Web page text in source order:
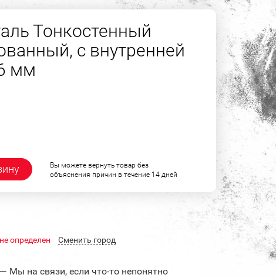
Тонкостенный
с внутренней
мм
Вы можете вернуть товар без
объяснения причин в течение 14 дней
не определен Cменить город
— Мы на связи, если что-то непонятно